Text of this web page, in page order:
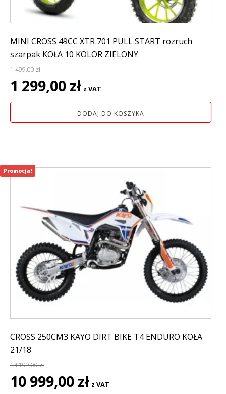
MINI CROSS 49CC XTR 701 PULL START rozruch
szarpak KOŁA 10 KOLOR ZIELONY
1 499,00zł
Pierwotna
cena
wynosiła:
1 299,00 zł cena
wynosi:
1
z VAT
DODAJ DO KOSZYKA
CROSS 250CM3 KAYO DIRT BIKE T4 ENDURO KOŁA
21/18
14 199,00zł
Pierwotna
cena
10 999,00 zł cena
z VAT
Promocja!